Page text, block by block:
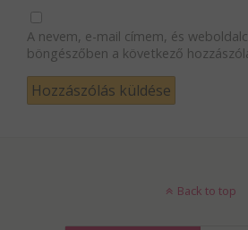
A nevem, e-mail címem, és
böngészőben a következő
Back to top